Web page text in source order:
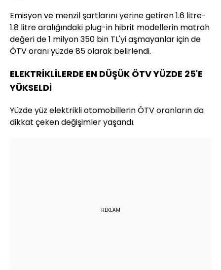
Emisyon ve menzil şartlarını yerine getiren 1.6 litre-
1.8 litre aralığındaki plug-in hibrit modellerin matrah
değeri de 1 milyon 350 bin TL'yi aşmayanlar için de
ÖTV oranı yüzde 85 olarak belirlendi.
ELEKTRİKLİLERDE EN DÜŞÜK ÖTV YÜZDE 25'E
YÜKSELDİ
Yüzde yüz elektrikli otomobillerin ÖTV oranların da
dikkat çeken değişimler yaşandı.
REKLAM